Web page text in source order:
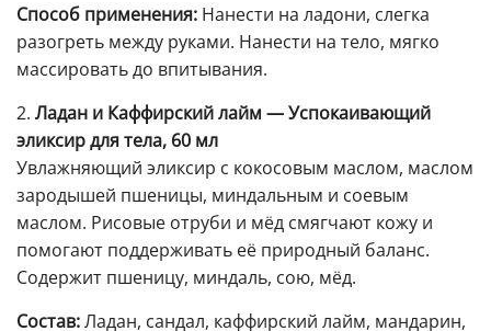
Способ применения: Нанести на ладони, слегка
разогреть между руками. Нанести на тело, мягко
массировать до впитывания.
2. Ладан и Каффирский лайм — Успокаивающий
эликсир для тела, 60 мл
Увлажняющий эликсир с кокосовым маслом, маслом
зародышей пшеницы, миндальным и соевым
маслом. Рисовые отруби и мёд смягчают кожу и
помогают поддерживать её природный баланс.
Содержит пшеницу, миндаль, сою, мёд.
Состав:Ладан, сандал, каффирский лайм, мандарин,